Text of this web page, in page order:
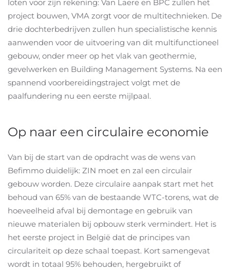
loten voor zijn rekening: Van Laere en BPC zullen het
project bouwen, VMA zorgt voor de multitechnieken. De
drie dochterbedrijven zullen hun specialistische kennis
aanwenden voor de uitvoering van dit multifunctioneel
gebouw, onder meer op het vlak van geothermie,
gevelwerken en Building Management Systems. Na een
spannend voorbereidingstraject volgt met de
paalfundering nu een eerste mijlpaal.
Op naar een circulaire economie
Van bij de start van de opdracht was de wens van
Befimmo duidelijk: ZIN moet en zal een circulair
gebouw worden. Deze circulaire aanpak start met het
behoud van 65% van de bestaande WTC-torens, wat de
hoeveelheid afval bij demontage en gebruik van
nieuwe materialen bij opbouw sterk vermindert. Het is
het eerste project in België dat de principes van
circulariteit op deze schaal toepast. Kort samengevat
wordt in totaal 95% behouden, hergebruikt of